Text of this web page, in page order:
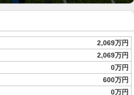
2,069万円
2,069万円
0万円
600万円
0万円